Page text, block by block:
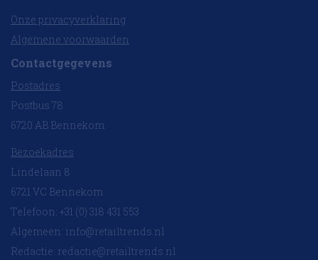
Onze privacyverklaring
Algemene voorwaarden
Contactgegevens
Postadres
Postbus 78
6720 AB Bennekom
Bezoekadres
Lindelaan 8
6721 VC Bennekom
Telefoon: +31 (0) 318 431 553
Algemeen: info@retailtrends.nl
Redactie: redactie@retailtrends.nl